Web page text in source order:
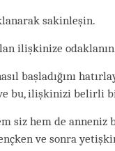
sakinleşin.
ilişkinize
başladığını
bu, ilişkinizi belirli
siz hem de anneniz
ve sonra